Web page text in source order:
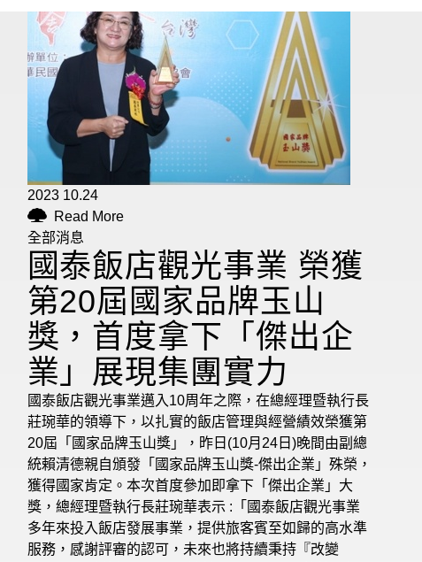
2023 10.24
Read More
全部消息
國泰飯店觀光事業 榮獲
第20屆國家品牌玉山
獎，首度拿下「傑出企
業」展現集團實力
國泰飯店觀光事業邁入10周年之際，在總經理暨執行長
莊琬華的領導下，以扎實的飯店管理與經營績效榮獲第
20屆「國家品牌玉山獎」，昨日(10月24日)晚間由副總
統賴清德親自頒發「國家品牌玉山獎-傑出企業」殊榮，
獲得國家肯定。本次首度參加即拿下「傑出企業」大
獎，總經理暨執行長莊琬華表示 :「國泰飯店觀光事業
多年來投入飯店發展事業，提供旅客賓至如歸的高水準
服務，感謝評審的認可，未來也將持續秉持『改變